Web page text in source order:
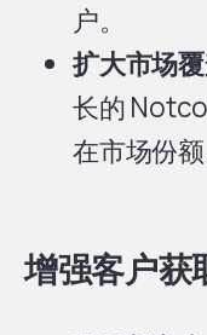
户。
扩大市场
长的
在市场份额
增强客户获